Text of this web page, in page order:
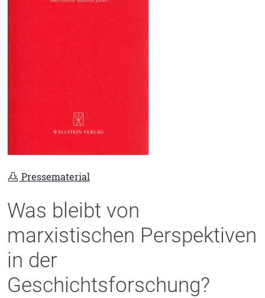
Pressematerial
Was bleibt von
marxistischen Perspektiven
in der
Geschichtsforschung?